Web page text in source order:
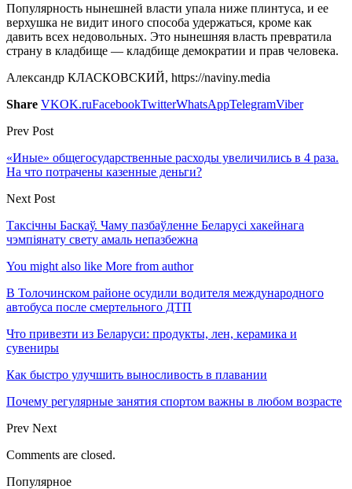
Популярность нынешней власти упала ниже плинтуса, и ее
верхушка не видит иного способа удержаться, кроме как
давить всех недовольных. Это нынешняя власть превратила
страну в кладбище — кладбище демократии и прав человека.
Александр КЛАСКОВСКИЙ, https://naviny.media
Share VKOK.ruFacebookTwitterWhatsAppTelegramViber
Prev Post
«Иные» общегосударственные расходы увеличились в 4 раза.
На что потрачены казенные деньги?
Next Post
Таксічны Баскаў. Чаму пазбаўленне Беларусі хакейнага
чэмпіянату свету амаль непазбежна
You might also like More from author
В Толочинском районе осудили водителя международного
автобуса после смертельного ДТП
Что привезти из Беларуси: продукты, лен, керамика и
сувениры
Как быстро улучшить выносливость в плавании
Почему регулярные занятия спортом важны в любом возрасте
Prev Next
Comments are closed.
Популярное